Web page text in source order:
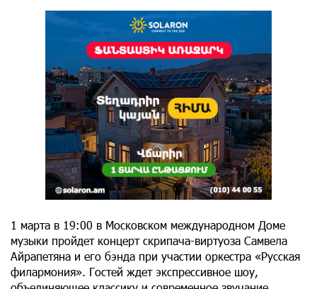
1 марта в 19:00 в Московском международном Доме
музыки пройдет концерт скрипача-виртуоза Самвела
Айрапетяна и его бэнда при участии оркестра «Русская
филармония». Гостей ждет экспрессивное шоу,